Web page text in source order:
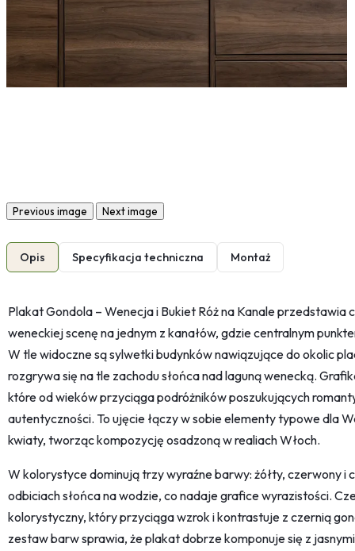
Previous image Next image
Opis Specyfikacja techniczna Montaż
Plakat Gondola – Wenecja i Bukiet Róż na Kanale
weneckiej scenę na jednym z kanałów, gdzie centralnym
W tle widoczne są sylwetki budynków nawiązujące do okolic
rozgrywa się na tle zachodu słońca nad laguną wenecką.
które od wieków przyciąga podróżników poszukujących
autentyczności. To ujęcie łączy w sobie elementy typowe dla
kwiaty, tworząc kompozycję osadzoną w realiach Włoch.
W kolorystyce dominują trzy wyraźne barwy: żółty, czerwony i
odbiciach słońca na wodzie, co nadaje grafice wyrazistości.
kolorystyczny, który przyciąga wzrok i kontrastuje z czernią
zestaw barw sprawia, że plakat dobrze komponuje się z